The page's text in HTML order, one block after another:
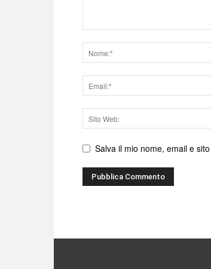
Nome
Email
Sito
web
Salva il mio nome, email e